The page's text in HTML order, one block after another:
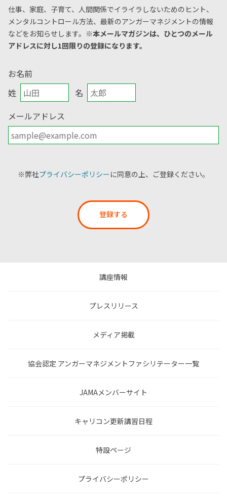
仕事、家庭、子育て、人間関係でイライラしないためのヒント、
メンタルコントロール方法、 最新のアンガーマネジメントの情報
などをお知らせします。 ※本メールマガジンは、ひとつのメール
アドレスに対し1回限りの登録になります。
お名前
姓
名
メールアドレス
※弊社プライバシーポリシーに同意の上、ご登録ください。
登録する
講座情報
プレスリリース
メディア掲載
協会認定 アンガーマネジメントファシリテーター一覧
JAMAメンバーサイト
キャリコン更新講習日程
特設ページ
プライバシーポリシー